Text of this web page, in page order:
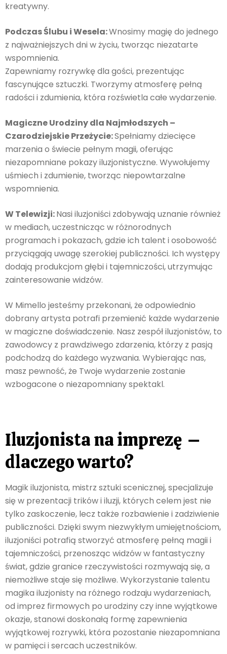
kreatywny.
Podczas Ślubu i Wesela:Wnosimy magię do jednego
z najważniejszych dni w życiu, tworząc niezatarte
wspomnienia.
Zapewniamy rozrywkę dla gości, prezentując
fascynujące sztuczki. Tworzymy atmosferę pełną
radości i zdumienia, która rozświetla całe wydarzenie.
Magiczne Urodziny dla Najmłodszych –
Czarodziejskie Przeżycie:Spełniamy dziecięce
marzenia o świecie pełnym magii, oferując
niezapomniane pokazy iluzjonistyczne. Wywołujemy
uśmiech i zdumienie, tworząc niepowtarzalne
wspomnienia.
W Telewizji:Nasi iluzjoniści zdobywają uznanie również
w mediach, uczestnicząc w różnorodnych
programach i pokazach, gdzie ich talent i osobowość
przyciągają uwagę szerokiej publiczności. Ich występy
dodają produkcjom głębi i tajemniczości, utrzymując
zainteresowanie widzów.
W Mimello jesteśmy przekonani, że odpowiednio
dobrany artysta potrafi przemienić każde wydarzenie
w magiczne doświadczenie. Nasz zespół iluzjonistów, to
zawodowcy z prawdziwego zdarzenia, którzy z pasją
podchodzą do każdego wyzwania. Wybierając nas,
masz pewność, że Twoje wydarzenie zostanie
wzbogacone o niezapomniany spektakl.
Iluzjonista na imprezę –
dlaczego warto?
Magik iluzjonista, mistrz sztuki scenicznej, specjalizuje
się w prezentacji trików i iluzji, których celem jest nie
tylko zaskoczenie, lecz także rozbawienie i zadziwienie
publiczności. Dzięki swym niezwykłym umiejętnościom,
iluzjoniści potrafią stworzyć atmosferę pełną magii i
tajemniczości, przenosząc widzów w fantastyczny
świat, gdzie granice rzeczywistości rozmywają się, a
niemożliwe staje się możliwe. Wykorzystanie talentu
magika iluzjonisty na różnego rodzaju wydarzeniach,
od imprez firmowych po urodziny czy inne wyjątkowe
okazje, stanowi doskonałą formę zapewnienia
wyjątkowej rozrywki, która pozostanie niezapomniana
w pamięci i sercach uczestników.